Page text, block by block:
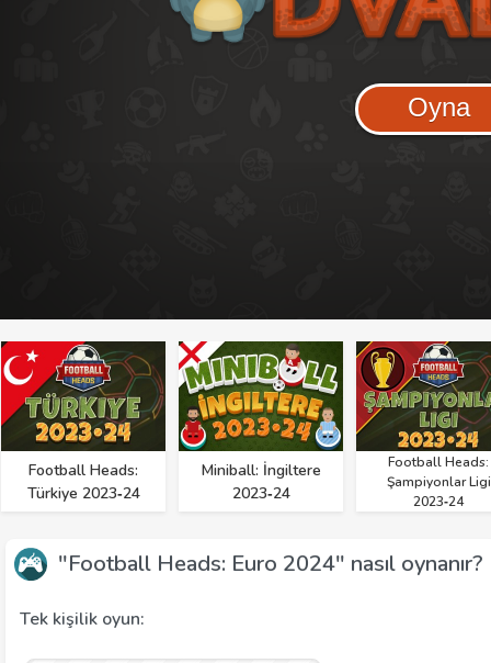
Oyna
Football Heads:
Türkiye 2023‑24
Miniball: İngiltere
2023‑24
Football Heads:
Şampiyonlar Ligi
2023‑24
"Football Heads: Euro 2024" nasıl oynanır?
Tek kişilik oyun: